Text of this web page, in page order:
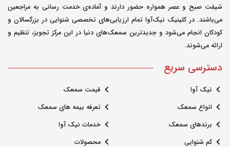
شیفت صبح و عصر همواره حضور دارند و آماده‌ی خدمت رسانی به مراجعین
می‌باشند. در کلینیک نیک‌آوا تمام ارزیابی‌های تخصصی شنوایی در بزرگسالان و
کودکان انجام می‌شود و جدیدترین سمعک‌های دنیا در این مرکز تجویز، تنظیم و
ارائه می‌شوند.
دسترسی سریع
نیک آوا
انواع سمعک
برندهای سمعک
کم شنوایی
قیمت سمعک
تعرفه بیمه های سمعک
خدمات نیک آوا
محصولات